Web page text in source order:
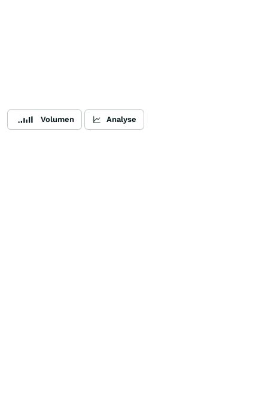
Volumen Analyse